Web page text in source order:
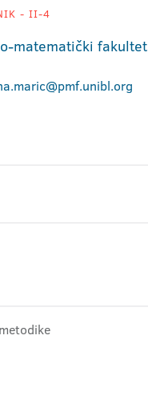
- II-4
matematički fakultet